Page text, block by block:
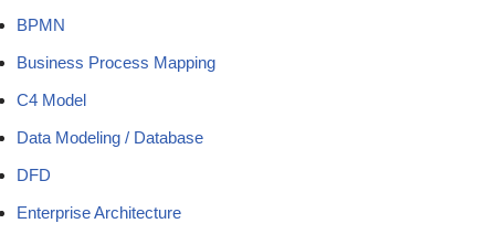
BPMN
Business Process Mapping
C4 Model
Data Modeling / Database
DFD
Enterprise Architecture